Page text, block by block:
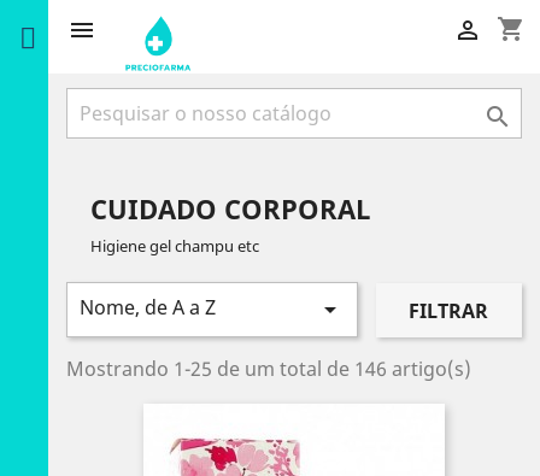
 shopping_cart


CUIDADO CORPORAL
Higiene gel champu etc
Nome, de A a Z  FILTRAR
Mostrando 1-25 de um total de 146 artigo(s)